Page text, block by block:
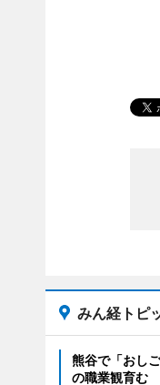
みん経トピ
熊谷で「おし
の職業観育む